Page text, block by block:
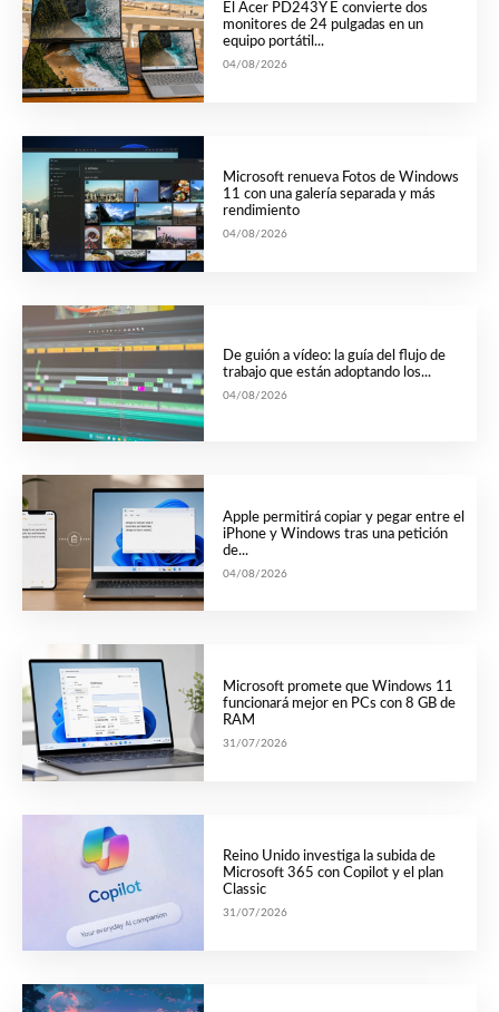
El Acer PD243Y E convierte dos
monitores de 24 pulgadas en un
equipo portátil...
04/08/2026
Microsoft renueva Fotos de Windows
11 con una galería separada y más
rendimiento
04/08/2026
De guión a vídeo: la guía del flujo de
trabajo que están adoptando los...
04/08/2026
Apple permitirá copiar y pegar entre el
iPhone y Windows tras una petición
de...
04/08/2026
Microsoft promete que Windows 11
funcionará mejor en PCs con 8 GB de
RAM
31/07/2026
Reino Unido investiga la subida de
Microsoft 365 con Copilot y el plan
Classic
31/07/2026